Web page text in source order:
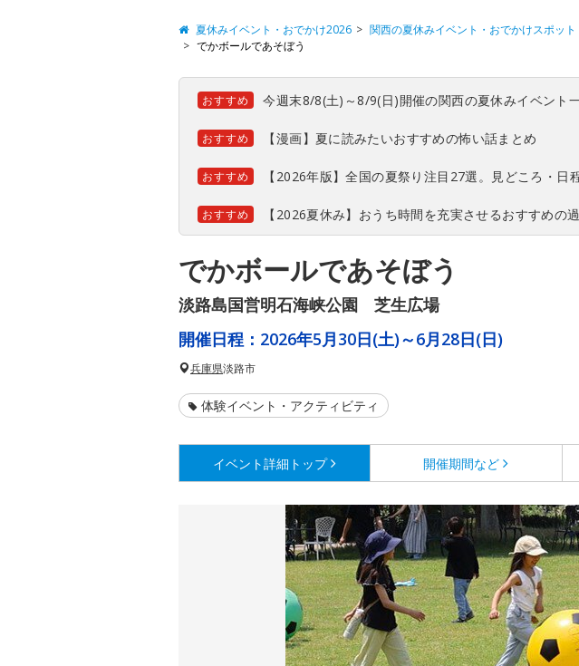
夏休みイベント・おでかけ2026 関西の夏休みイベント・おでかけスポット
でかボールであそぼう
おすすめ 今週末8/8(土)～8/9(日)開催の関西の夏休みイベント
おすすめ 【漫画】夏に読みたいおすすめの怖い話まとめ
おすすめ 【2026年版】全国の夏祭り注目27選。見どころ・日
おすすめ 【2026夏休み】おうち時間を充実させるおすすめの
でかボールであそぼう
淡路島国営明石海峡公園 芝生広場
開催日程： 2026年5月30日(土)～6月28日(日)
兵庫県淡路市
体験イベント・アクティビティ
イベント詳細 トップ 開催期間など